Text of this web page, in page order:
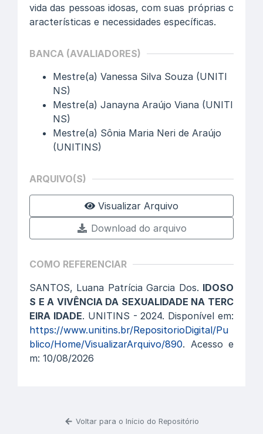
vida das pessoas idosas, com suas próprias c
aracterísticas e necessidades específicas.
BANCA (AVALIADORES)
Mestre(a) Vanessa Silva Souza (UNITI
NS)
Mestre(a) Janayna Araújo Viana (UNITI
NS)
Mestre(a) Sônia Maria Neri de Araújo
(UNITINS)
ARQUIVO(S)
Visualizar Arquivo
Download do arquivo
COMO REFERENCIAR
SANTOS, Luana Patrícia Garcia Dos. IDOSO
S E A VIVÊNCIA DA SEXUALIDADE NA TERC
EIRA IDADE. UNITINS - 2024. Disponível em:
https://www.unitins.br/RepositorioDigital/Pu
blico/Home/VisualizarArquivo/890. Acesso e
m: 10/08/2026
Voltar para o Início do Repositório